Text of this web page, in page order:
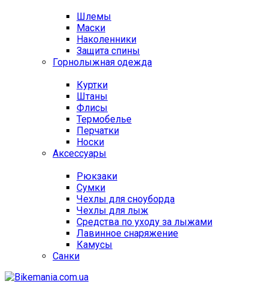
Шлемы
Маски
Наколенники
Защита спины
Горнолыжная одежда
Куртки
Штаны
Флисы
Термобелье
Перчатки
Носки
Аксессуары
Рюкзаки
Сумки
Чехлы для сноуборда
Чехлы для лыж
Средства по уходу за лыжами
Лавинное снаряжение
Камусы
Санки